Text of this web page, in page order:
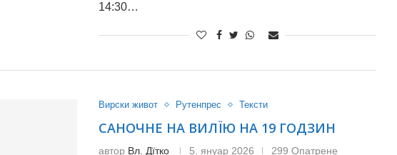
14:30…
Вирски живот Рутенпрес Тексти
САНОЧНЕ НА ВИЛЇЮ НА 19 ГОДЗИН
автор Вл. Дїтко 5. януар 2026 299 Опатрене